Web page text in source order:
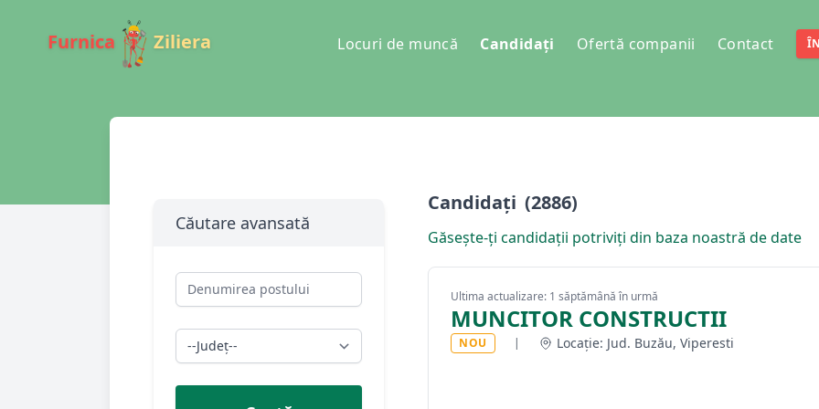
Furnica Ziliera Locuri de muncă Candidați Ofertă companii Contact
Căutare avansată
Candidați (2886)
Găsește-ți candidații potriviți din baza noastră de date
Ultima actualizare: 1 săptămână în urmă
MUNCITOR CONSTRUCTII
NOU | Locație: Jud. Buzău, Viperesti